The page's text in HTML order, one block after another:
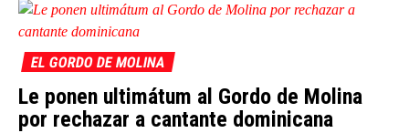
EL GORDO DE MOLINA
Le ponen ultimátum al Gordo de Molina
por rechazar a cantante dominicana